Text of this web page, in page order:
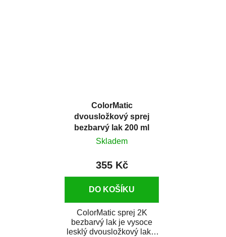
ColorMatic
dvousložkový sprej
bezbarvý lak 200 ml
Skladem
355 Kč
DO KOŠÍKU
ColorMatic sprej 2K
bezbarvý lak je vysoce
lesklý dvousložkový lak s